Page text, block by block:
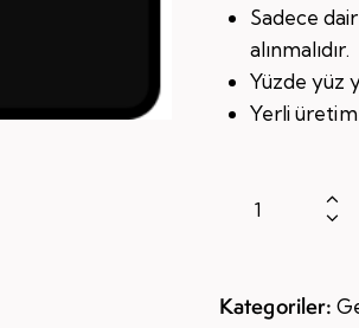
Sadece
alınmalıdır.
Yüzde yüz
Yerli
Kategoriler: